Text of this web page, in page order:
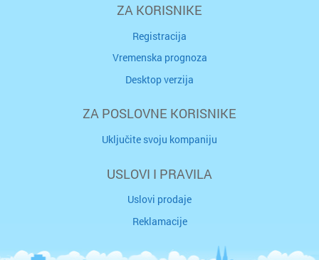
ZA KORISNIKE
Registracija
Vremenska prognoza
Desktop verzija
ZA POSLOVNE KORISNIKE
Uključite svoju kompaniju
USLOVI I PRAVILA
Uslovi prodaje
Reklamacije